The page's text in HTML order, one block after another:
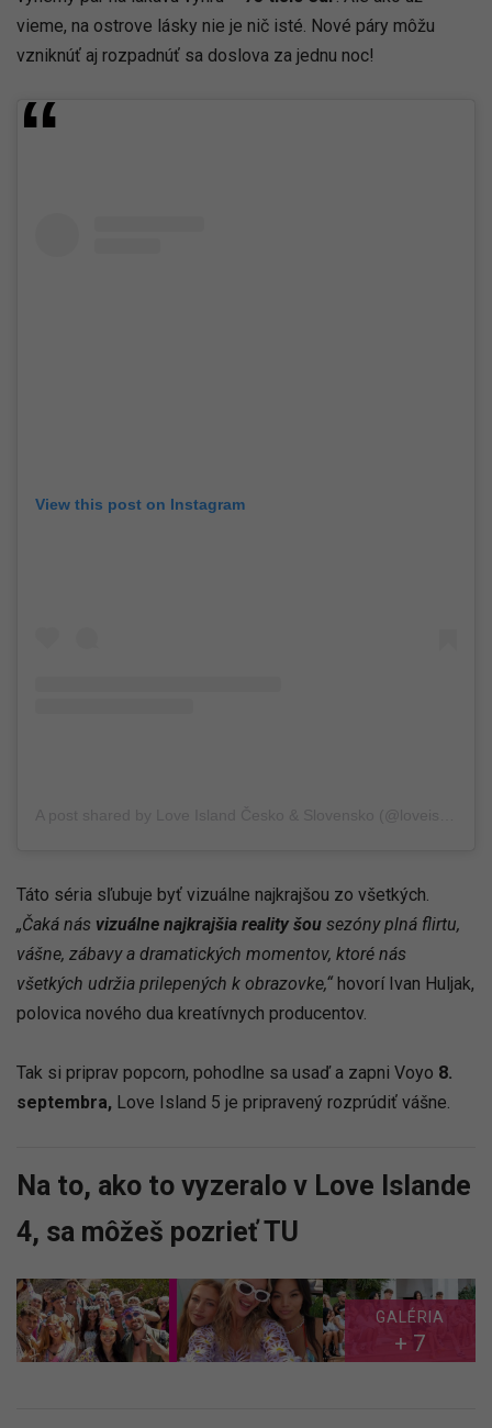
vieme, na ostrove lásky nie je nič isté. Nové páry môžu
vzniknúť aj rozpadnúť sa doslova za jednu noc!
View this post on Instagram
Táto séria sľubuje byť vizuálne najkrajšou zo všetkých.
„Čaká nás vizuálne najkrajšia reality šou sezóny plná flirtu,
vášne, zábavy a dramatických momentov, ktoré nás
všetkých udržia prilepených k obrazovke,“ hovorí Ivan Huljak,
polovica nového dua kreatívnych producentov.
Tak si priprav popcorn, pohodlne sa usaď a zapni Voyo 8.
septembra, Love Island 5 je pripravený rozprúdiť vášne.
Na to, ako to vyzeralo v Love Islande
4, sa môžeš pozrieť TU
GALÉRIA
+ 7